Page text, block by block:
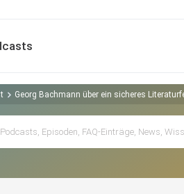
Georg Bachmann über ein sicheres